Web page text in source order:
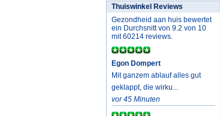
Thuiswinkel Reviews
Gezondheid aan huis bewertet
ein Durchsnitt von 9.2 von 10
mit 60214 reviews.
Egon Dompert
Mit ganzem ablauf alles gut
geklappt, die wirku...
vor 45 Minuten